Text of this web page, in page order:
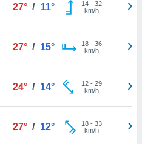
27° / 11° 14- 32
km/h
27° / 15° 18- 36
km/h
24° / 14° 12- 29
km/h
27° / 12° 18- 33
km/h